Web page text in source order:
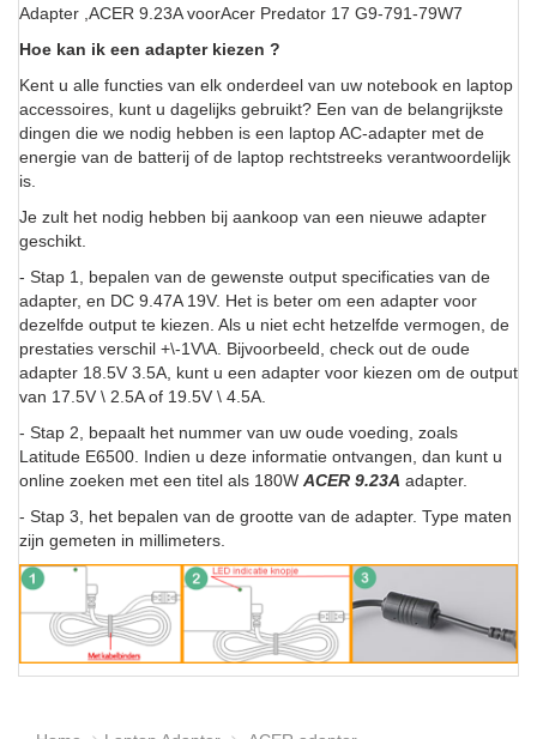
Adapter ,ACER 9.23A voorAcer Predator 17 G9-791-79W7
Hoe kan ik een adapter kiezen ?
Kent u alle functies van elk onderdeel van uw notebook en laptop
accessoires, kunt u dagelijks gebruikt? Een van de belangrijkste
dingen die we nodig hebben is een laptop AC-adapter met de
energie van de batterij of de laptop rechtstreeks verantwoordelijk
is.
Je zult het nodig hebben bij aankoop van een nieuwe adapter
geschikt.
- Stap 1, bepalen van de gewenste output specificaties van de
adapter, en DC 9.47A 19V. Het is beter om een adapter voor
dezelfde output te kiezen. Als u niet echt hetzelfde vermogen, de
prestaties verschil +\-1V\A. Bijvoorbeeld, check out de oude
adapter 18.5V 3.5A, kunt u een adapter voor kiezen om de output
van 17.5V \ 2.5A of 19.5V \ 4.5A.
- Stap 2, bepaalt het nummer van uw oude voeding, zoals
Latitude E6500. Indien u deze informatie ontvangen, dan kunt u
online zoeken met een titel als 180W ACER 9.23A adapter.
- Stap 3, het bepalen van de grootte van de adapter. Type maten
zijn gemeten in millimeters.